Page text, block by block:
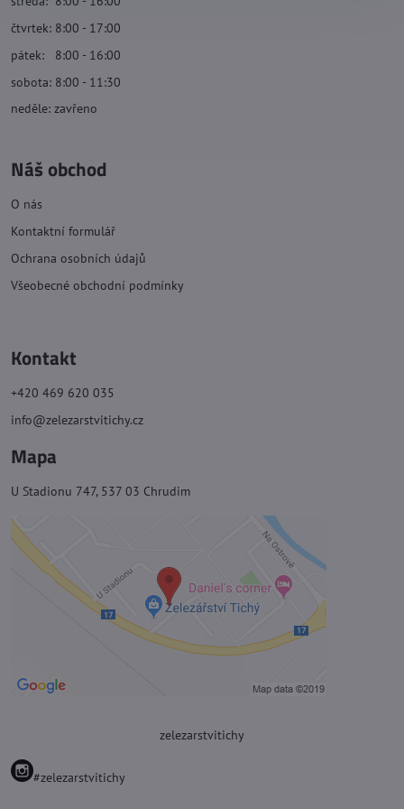
čtvrtek: 8:00 - 17:00
pátek: 8:00 - 16:00
sobota: 8:00 - 11:30
neděle: zavřeno
Náš obchod
O nás
Kontaktní formulář
Ochrana osobních údajů
Všeobecné obchodní podmínky
Kontakt
+420 469 620 035
info@zelezarstvitichy.cz
Mapa
U Stadionu 747, 537 03 Chrudim
zelezarstvitichy
#zelezarstvitichy